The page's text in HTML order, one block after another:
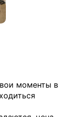
моменты в